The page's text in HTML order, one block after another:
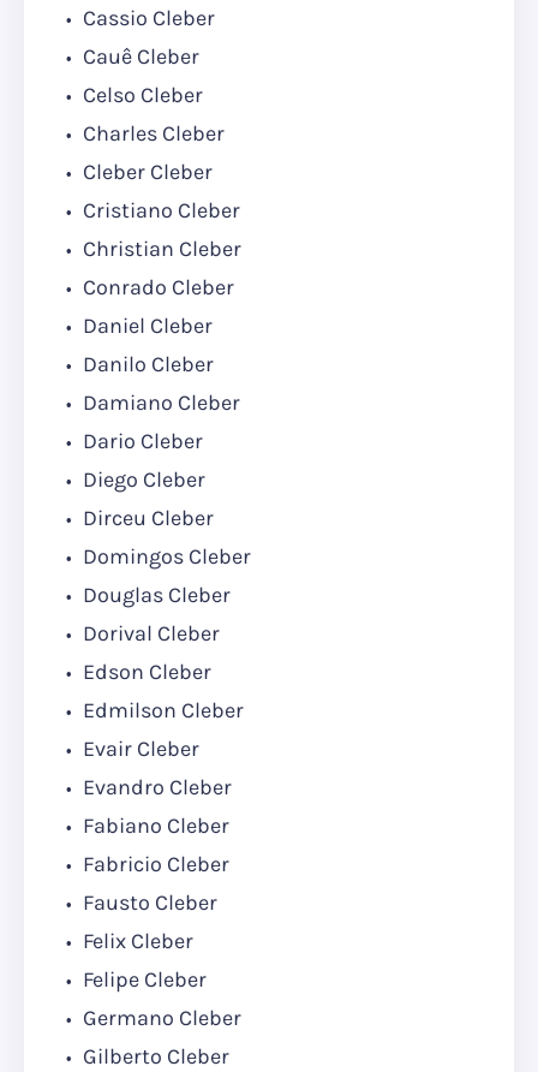
Cassio Cleber
Cauê Cleber
Celso Cleber
Charles Cleber
Cleber Cleber
Cristiano Cleber
Christian Cleber
Conrado Cleber
Daniel Cleber
Danilo Cleber
Damiano Cleber
Dario Cleber
Diego Cleber
Dirceu Cleber
Domingos Cleber
Douglas Cleber
Dorival Cleber
Edson Cleber
Edmilson Cleber
Evair Cleber
Evandro Cleber
Fabiano Cleber
Fabricio Cleber
Fausto Cleber
Felix Cleber
Felipe Cleber
Germano Cleber
Gilberto Cleber